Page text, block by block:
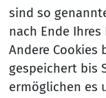
sind so
nach Ende
Andere Cookies
gespeichert bis
ermöglichen es